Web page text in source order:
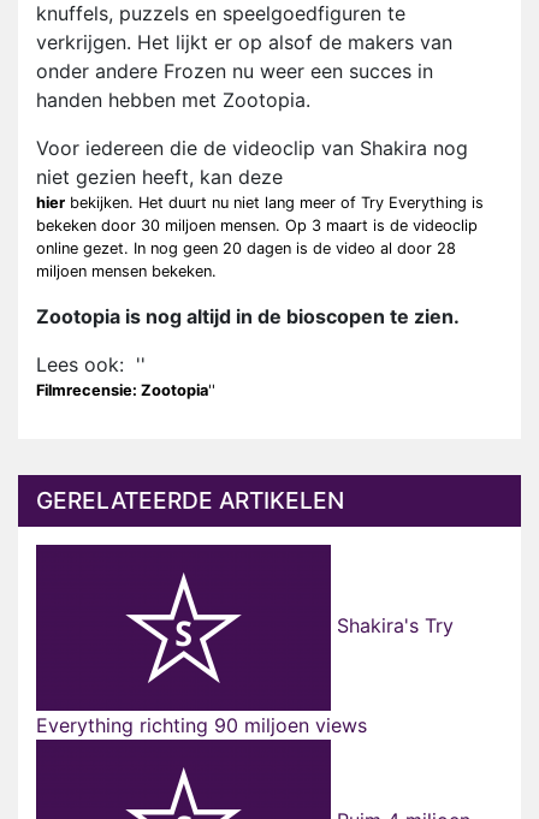
knuffels, puzzels en speelgoedfiguren te
verkrijgen. Het lijkt er op alsof de makers van
onder andere Frozen nu weer een succes in
handen hebben met Zootopia.
Voor iedereen die de videoclip van Shakira nog
niet gezien heeft, kan deze
hier bekijken. Het duurt nu niet lang meer of Try Everything is
bekeken door 30 miljoen mensen. Op 3 maart is de videoclip
online gezet. In nog geen 20 dagen is de video al door 28
miljoen mensen bekeken.
Zootopia is nog altijd in de bioscopen te zien.
Lees ook: ''
Filmrecensie: Zootopia''
GERELATEERDE ARTIKELEN
Shakira's Try
Everything richting 90 miljoen views